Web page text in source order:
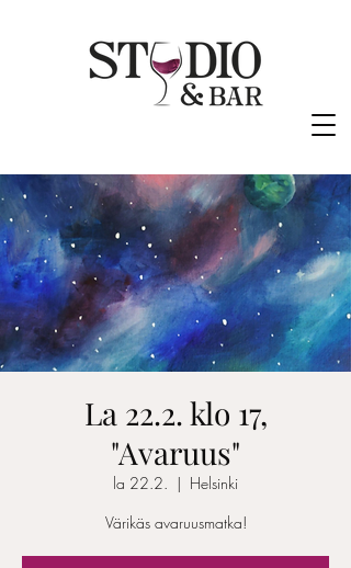
La 22.2. klo 17,
"Avaruus"
la 22.2.
  |
Helsinki
Värikäs avaruusmatka!